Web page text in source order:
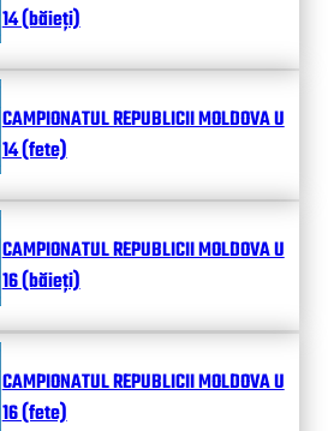
14 (băieți)
CAMPIONATUL REPUBLICII MOLDOVA U
14 (fete)
CAMPIONATUL REPUBLICII MOLDOVA U
16 (băieți)
CAMPIONATUL REPUBLICII MOLDOVA U
16 (fete)